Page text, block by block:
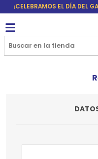
¡CELEBRAMOS EL DÍA DEL